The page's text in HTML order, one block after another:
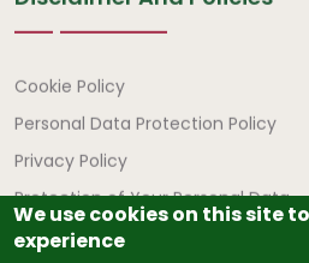
Disclaimer and
Cookie Policy
Personal Data Protection Policy
Privacy Policy
Protection of Your Personal Data
We use cookies on this site
experience